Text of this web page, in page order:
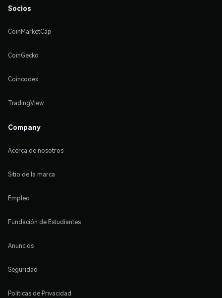
Socios
CoinMarketCap
CoinGecko
Coincodex
TradingView
Company
Acerca de nosotros
Sitio de la marca
Empleo
Fundación de Estudiantes
Anuncios
Seguridad
Políticas de Privacidad